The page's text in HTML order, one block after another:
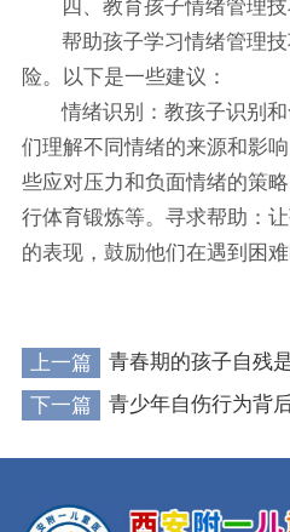
四、教育孩子情绪管理技
帮助孩子学习情绪管理
险。以下是一些建议：
情绪识别：教孩子识别
们理解不同情绪的来源和影
些应对压力和负面情绪的策
行体育锻炼等。寻求帮助：
的表现，鼓励他们在遇到困
上一篇
青春期的孩子自残
下一篇
青少年自伤行为背